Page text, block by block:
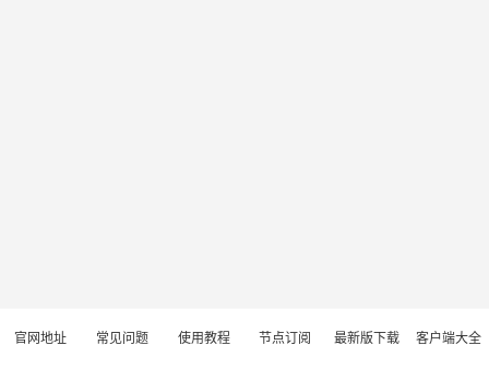
官网地址 常见问题 使用教程 节点订阅 最新版下载 客户端大全